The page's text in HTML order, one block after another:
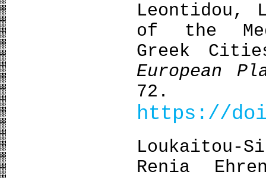
Leontidou,
of the
Greek
European
72.
https://
Renia